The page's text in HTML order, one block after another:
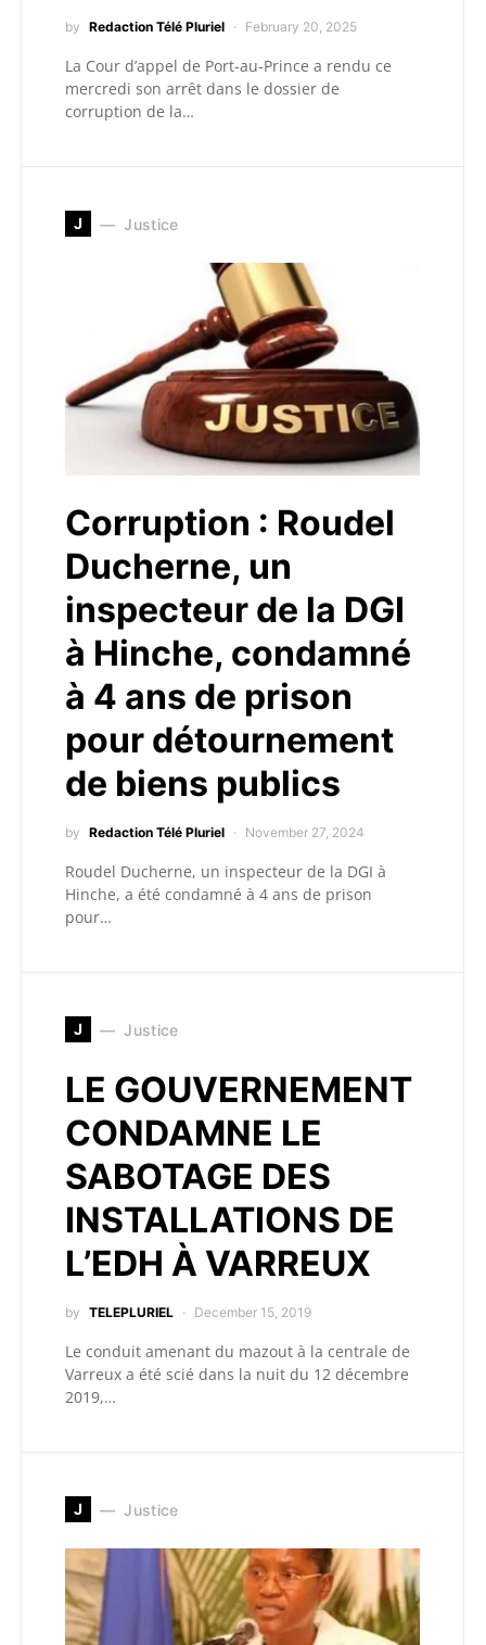
by Redaction Télé Pluriel February 20, 2025
La Cour d’appel de Port-au-Prince a rendu ce
mercredi son arrêt dans le dossier de
corruption de la…
J Justice
Corruption : Roudel
Ducherne, un
inspecteur de la DGI
à Hinche, condamné
à 4 ans de prison
pour détournement
de biens publics
by Redaction Télé Pluriel November 27, 2024
Roudel Ducherne, un inspecteur de la DGI à
Hinche, a été condamné à 4 ans de prison
pour…
J Justice
LE GOUVERNEMENT
CONDAMNE LE
SABOTAGE DES
INSTALLATIONS DE
L’EDH À VARREUX
by TELEPLURIEL December 15, 2019
Le conduit amenant du mazout à la centrale de
Varreux a été scié dans la nuit du 12 décembre
2019,…
J Justice